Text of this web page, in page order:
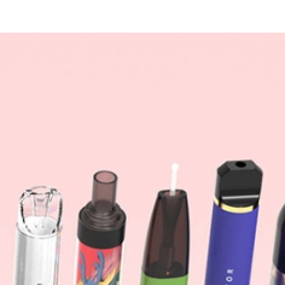
peulsysteem